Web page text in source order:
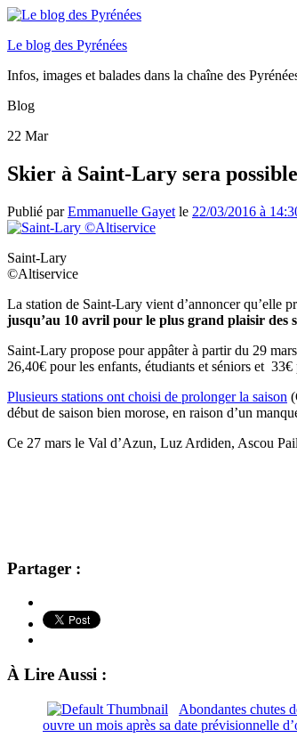
Le blog des Pyrénées
Infos, images et balades dans la chaîne des
Blog
22 Mar
Skier à Saint-Lary sera
Publié parEmmanuelle Gayet le 22/03/2016 à
Saint-Lary
©Altiservice
La station de Saint-Lary vient d’annoncer qu’elle
jusqu’au 10 avril pour le plus grand plaisir des
Saint-Lary propose pour appâter à partir du 29
26,40€ pour les enfants, étudiants et séniors et
Plusieurs stations ont choisi de prolonger la saison
début de saison bien morose, en raison d’un
Ce 27 mars le Val d’Azun, Luz Ardiden, Ascou
Partager :
À Lire Aussi :
Abondantes chutes
ouvre un mois après sa date prévisionnelle